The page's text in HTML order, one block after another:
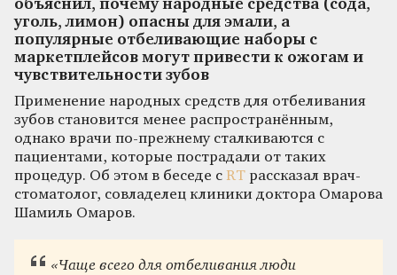
объяснил, почему народные средства (сода,
уголь, лимон) опасны для эмали, а
популярные отбеливающие наборы с
маркетплейсов могут привести к ожогам и
чувствительности зубов
Применение народных средств для отбеливания
зубов становится менее распространённым,
однако врачи по-прежнему сталкиваются с
пациентами, которые пострадали от таких
процедур. Об этом в беседе с RT рассказал врач-
стоматолог, совладелец клиники доктора Омарова
Шамиль Омаров.
«Чаще всего для отбеливания люди